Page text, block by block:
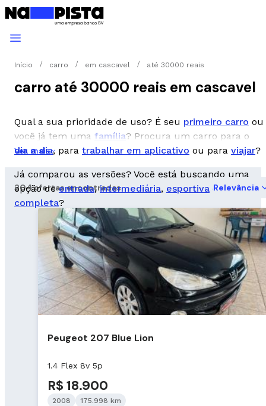
Início carro em cascavel até 30000 reais
carro até 30000 reais em cascavel
Qual a sua prioridade de uso? É seu primeiro carro ou
você já tem uma família? Procura um carro para o
dia a dia, para trabalhar em aplicativo ou para viajar?
Já comparou as versões? Você está buscando uma
opção deentrada,intermediária, esportiva ou
completa?
Ver mais
204 ofertas encontradas Relevância
Peugeot 207 Blue Lion
1.4 Flex 8v 5p
R$ 18.900
2008
175.998 km